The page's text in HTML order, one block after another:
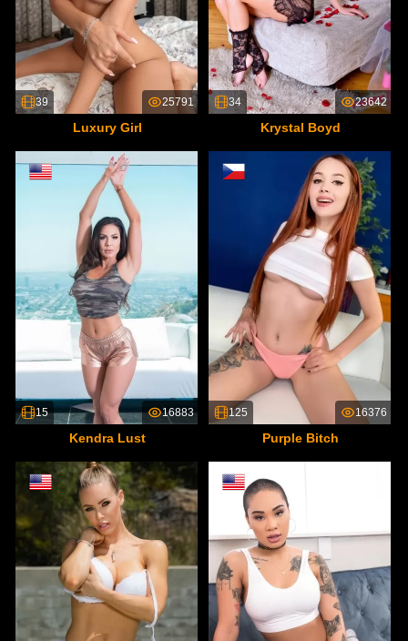
39 25791
Luxury Girl
34 23642
Krystal Boyd
15 16883
Kendra Lust
125 16376
Purple Bitch